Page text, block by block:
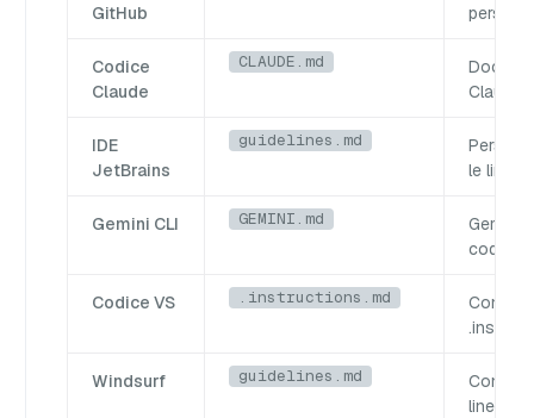
GitHub
Codice
Claude
CLAUDE.md
Claude
IDE
JetBrains
guidelines.md
le linee
Gemini CLI GEMINI.md
Gemini
codelab
Codice VS .instructions.md
Windsurf guidelines.md
linee